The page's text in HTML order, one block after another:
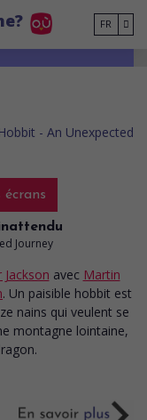
FR
écrans
Journey
Jackson avec Martin
. Un paisible hobbit est
nains qui veulent se
montagne lointaine,